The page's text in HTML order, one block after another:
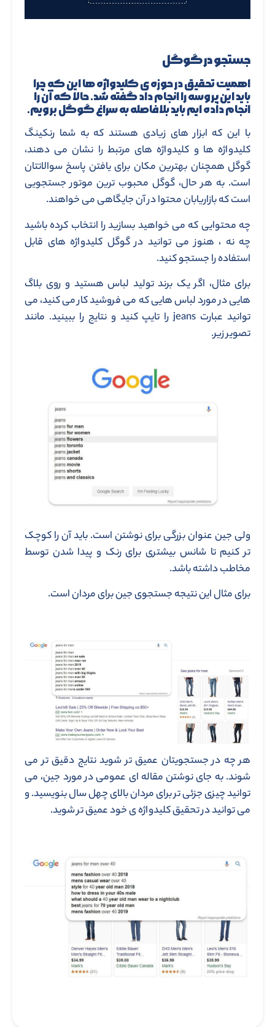
جستجو در گوگل
اهمیت تحقیق در حوزه ی کلیدواژه ها این که چرا
باید این پروسه را انجام داد گفته شد. حالا که آن را
انجام داده ایم باید بلافاصله به سراغ گوگل برویم.
با این که ابزار های زیادی هستند که به شما رنکینگ
کلیدواژه ها و کلیدواژه های مرتبط را نشان می دهند،
گوگل همچنان بهترین مکان برای یافتن پاسخ سوالاتتان
است. به هر حال، گوگل محبوب ترین موتور جستجویی
است که بازاریابان محتوا در آن جایگاهی می خواهند.
چه محتوایی که می خواهید بسازید را انتخاب کرده باشید
چه نه ، هنوز می توانید در گوگل کلیدواژه های قابل
استفاده را جستجو کنید.
برای مثال، اگر یک برند تولید لباس هستید و روی بلاگ
هایی در مورد لباس هایی که می فروشید کار می کنید، می
توانید عبارت jeans را تایپ کنید و نتایج را ببینید. مانند
تصویر زیر.
ولی جین عنوان بزرگی برای نوشتن است. باید آن را کوچک
تر کنیم تا شانس بیشتری برای رنک و پیدا شدن توسط
مخاطب داشته باشد.
برای مثال این نتیجه جستجوی جین برای مردان است.
هر چه در جستجویتان عمیق تر شوید نتایج دقیق تر می
شوند. به جای نوشتن مقاله ای عمومی در مورد جین، می
توانید چیزی جزئی تر برای مردان بالای چهل سال بنویسید. و
می توانید در تحقیق کلیدواژه ی خود عمیق تر شوید.